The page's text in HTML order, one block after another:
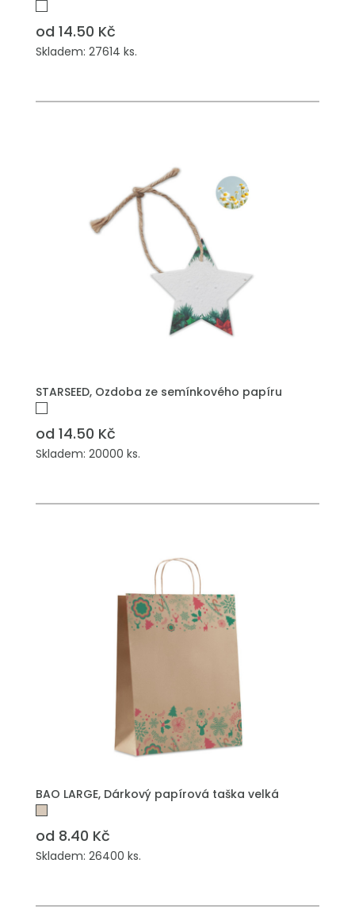
od 14.50 Kč
Skladem: 27614 ks.
STARSEED, Ozdoba ze semínkového papíru
od 14.50 Kč
Skladem: 20000 ks.
BAO LARGE, Dárkový papírová taška velká
od 8.40 Kč
Skladem: 26400 ks.